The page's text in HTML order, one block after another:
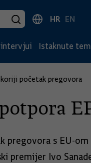
HR EN
Istaknute
početak pregovora
s EU-
premijer Ivo